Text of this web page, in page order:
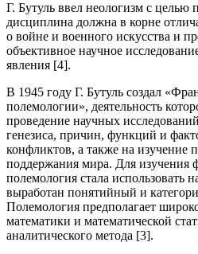
Г. Бутуль ввел неологизм с целью
дисциплина должна в корне
о войне и военного искусства и
объективное научное
явления [4].
В 1945 году Г. Бутуль создал
полемологии», деятельность
проведение научных
генезиса, причин, функций и
конфликтов, а также на изучение
поддержания мира. Для изучения
полемология стала использовать
выработан понятийный и
Полемология предполагает
математики и математической
аналитического метода [3].